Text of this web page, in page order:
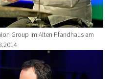
Group im Alten Pfandhaus am